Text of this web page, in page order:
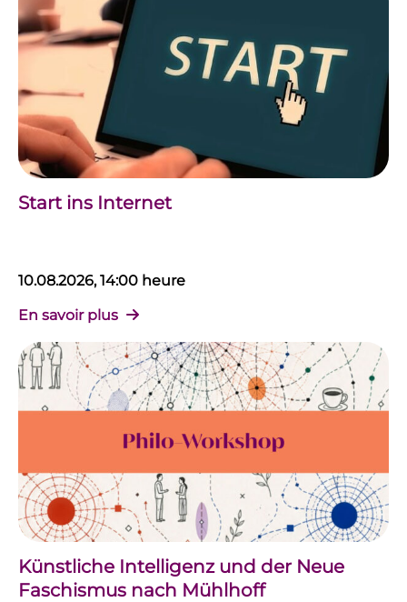
Start ins Internet
10.08.2026, 14:00 heure
En savoir plus
Künstliche Intelligenz und der Neue
Faschismus nach Mühlhoff